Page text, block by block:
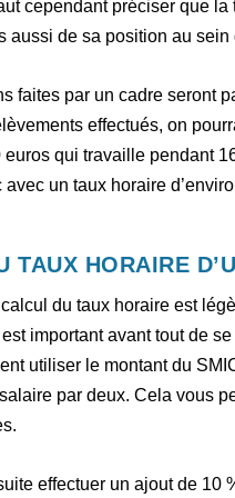
cependant préciser que
aussi de sa position au
faites par un cadre seront
effectués, on
qui travaille pendant
avec un taux horaire
TAUX HORAIRE
du taux horaire est
important avant tout de
utiliser le montant du
par deux. Cela vous
effectuer un ajout de